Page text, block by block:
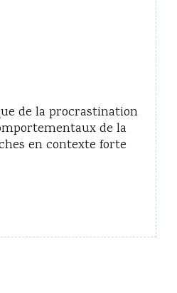
de la procrastination
de la
en contexte forte